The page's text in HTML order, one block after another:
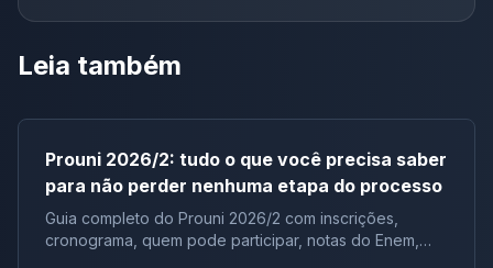
Leia também
Prouni 2026/2: tudo o que você precisa saber
para não perder nenhuma etapa do processo
Guia completo do Prouni 2026/2 com inscrições,
cronograma, quem pode participar, notas do Enem,